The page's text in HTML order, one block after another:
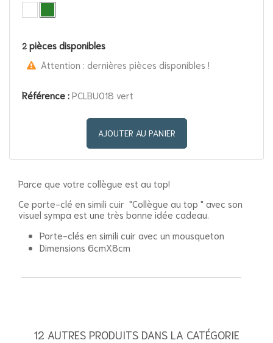
Parce que votre collègue est au top!
Ce porte-clé en simili cuir "Collègue au top " avec son
visuel sympa est une très bonne idée cadeau.
Porte-clés en simili cuir avec un mousqueton
Dimensions 6cmX8cm
2 pièces disponibles
Attention : dernières pièces disponibles !
Référence : PCLBU018 vert
AJOUTER AU PANIER
12 AUTRES PRODUITS DANS LA CATÉGORIE